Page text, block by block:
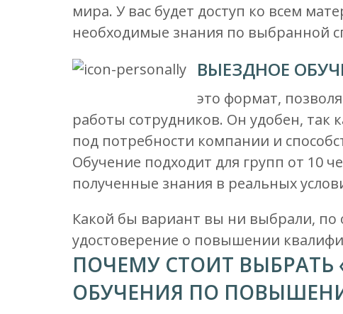
мира. У вас будет доступ ко всем
необходимые знания по выбранной
ВЫЕЗДНОЕ
это формат,
работы сотрудников. Он удобен, так
под потребности компании и
Обучение подходит для групп от 10
полученные знания в реальных
Какой бы вариант вы ни выбрали, по
удостоверение о повышении
ПОЧЕМУ СТОИТ ВЫБРАТЬ
ОБУЧЕНИЯ ПО